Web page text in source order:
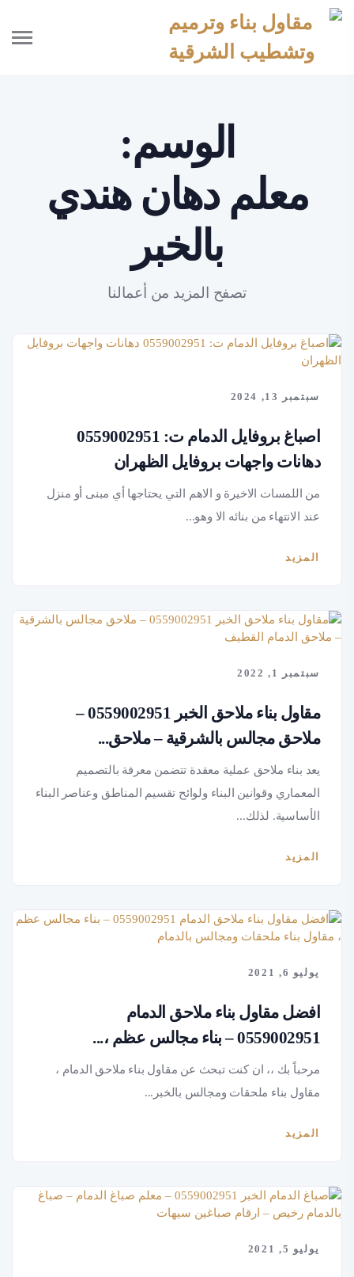
الوسم:
معلم دهان هندي
بالخبر
تصفح المزيد من أعمالنا
سبتمبر 13, 2024
اصباغ بروفايل الدمام ت: 0559002951
دهانات واجهات بروفايل الظهران
من اللمسات الاخيرة و الاهم التي يحتاجها أي مبنى أو منزل
عند الانتهاء من بنائه الا وهو...
المزيد
سبتمبر 1, 2022
مقاول بناء ملاحق الخبر 0559002951 –
ملاحق مجالس بالشرقية – ملاحق...
يعد بناء ملاحق عملية معقدة تتضمن معرفة بالتصميم
المعماري وقوانين البناء ولوائح تقسيم المناطق وعناصر البناء
الأساسية. لذلك...
المزيد
يوليو 6, 2021
افضل مقاول بناء ملاحق الدمام
0559002951 – بناء مجالس عظم ،...
مرحباً بك ،، ان كنت تبحث عن مقاول بناء ملاحق الدمام ،
مقاول بناء ملحقات ومجالس بالخبر...
المزيد
يوليو 5, 2021